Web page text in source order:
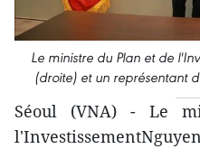
Le ministre du Plan et de
(droite) et un
Séoul (VNA) - Le